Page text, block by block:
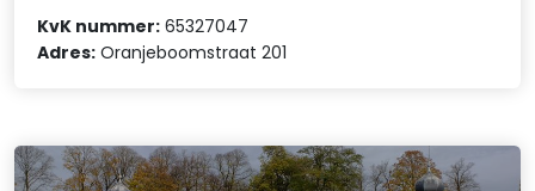
KvK nummer: 65327047
Adres: Oranjeboomstraat 201